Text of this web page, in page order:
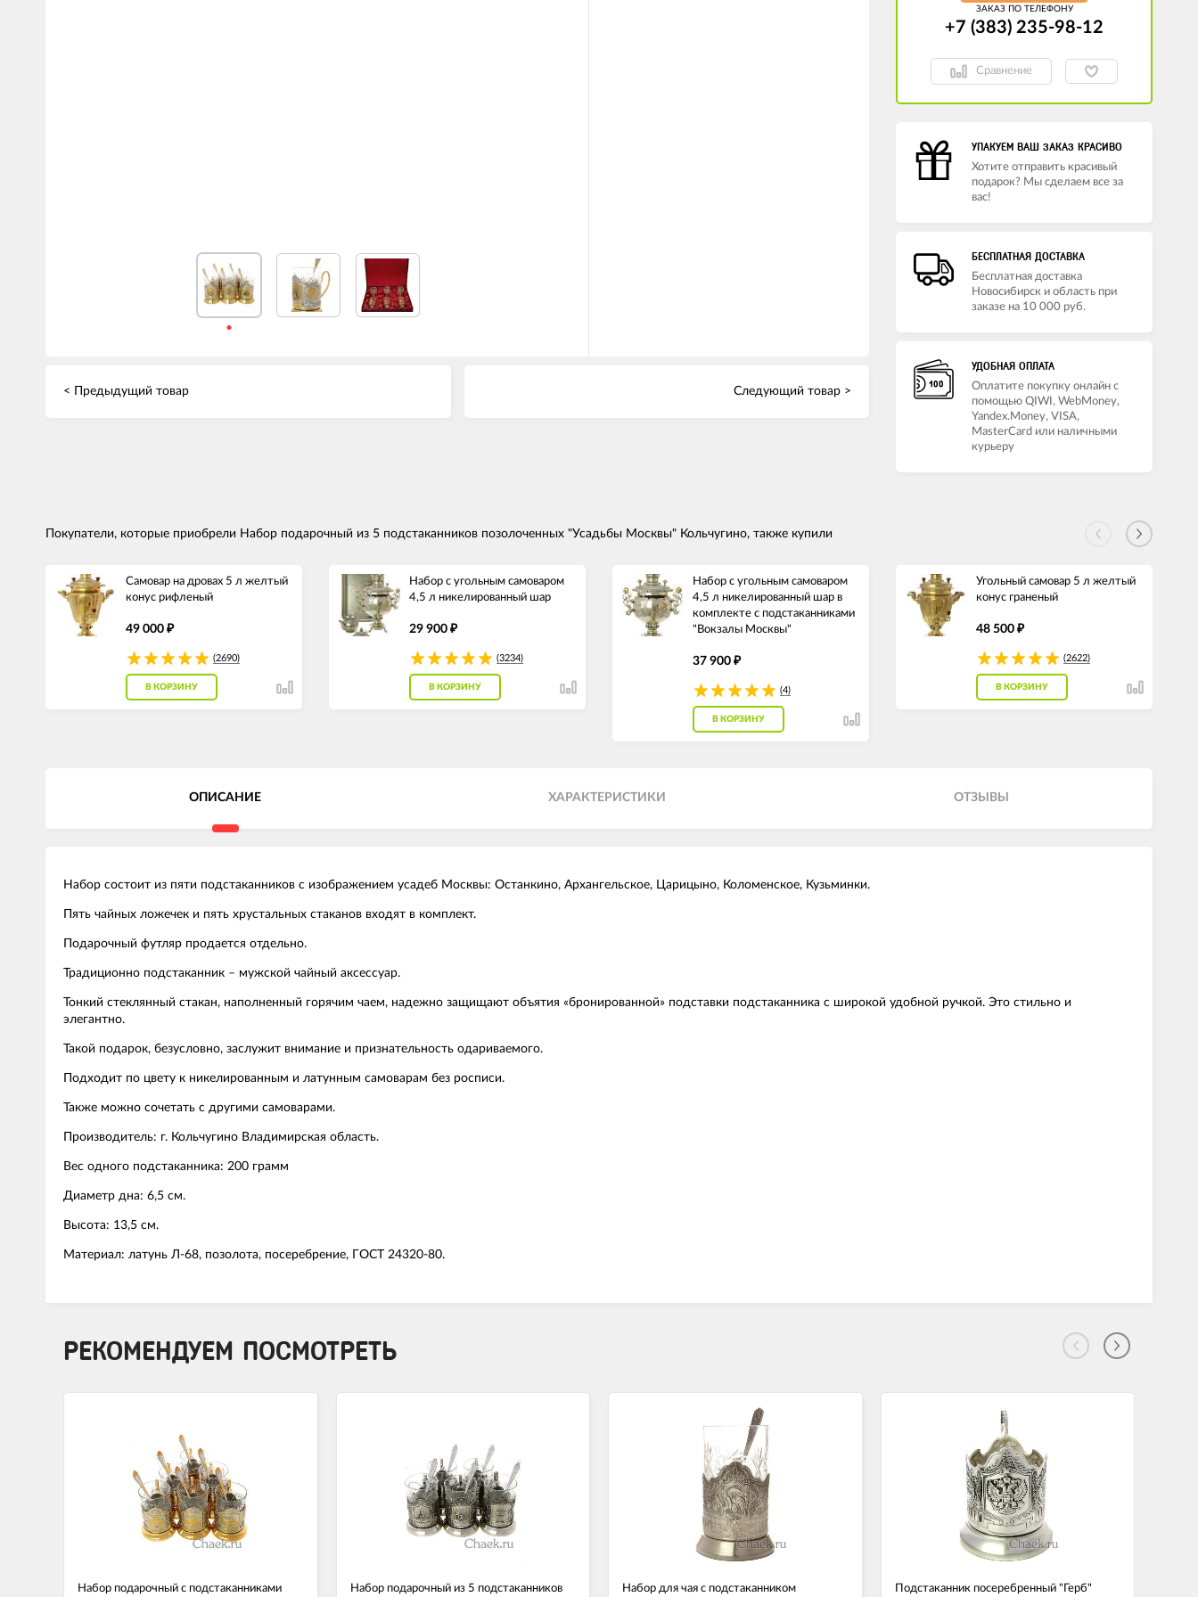
< Предыдущий товар Следующий товар >
ЗАКАЗ ПО ТЕЛЕФОНУ
+7 (383) 235-98-12
Сравнение
УПАКУЕМ ВАШ ЗАКАЗ КРАСИВО
Хотите отправить красивый
подарок? Мы сделаем все за
вас!
БЕСПЛАТНАЯ ДОСТАВКА
Бесплатная доставка
Новосибирск и область при
заказе на 10 000 руб.
УДОБНАЯ ОПЛАТА
Оплатите покупку онлайн с
помощью QIWI, WebMoney,
Yandex.Money, VISA,
MasterCard или наличными
курьеру
Покупатели, которые приобрели Набор подарочный из 5 подстаканников позолоченных "Усадьбы Москвы" Кольчугино, также купили
Самовар на дровах 5 л желтый
конус рифленый
49 000 ₽
(2690)
В КОРЗИНУ
Набор с угольным самоваром
4,5 л никелированный шар
29 900 ₽
(3234)
В КОРЗИНУ
Набор с угольным самоваром
4,5 л никелированный шар в
комплекте с подстаканниками
"Вокзалы Москвы"
37 900 ₽
(4)
В КОРЗИНУ
Угольный самовар 5 л желтый
конус граненый
48 500 ₽
(2622)
В КОРЗИНУ
ОПИСАНИЕ ХАРАКТЕРИСТИКИ ОТЗЫВЫ
Набор состоит из пяти подстаканников с изображением усадеб Москвы: Останкино, Архангельское, Царицыно, Коломенское, Кузьминки.
Пять чайных ложечек и пять хрустальных стаканов входят в комплект.
Подарочный футляр продается отдельно.
Традиционно подстаканник – мужской чайный аксессуар.
Тонкий стеклянный стакан, наполненный горячим чаем, надежно защищают объятия «бронированной» подставки подстаканника с широкой удобной ручкой. Это стильно и
элегантно.
Такой подарок, безусловно, заслужит внимание и признательность одариваемого.
Подходит по цвету к никелированным и латунным самоварам без росписи.
Также можно сочетать с другими самоварами.
Производитель: г. Кольчугино Владимирская область.
Вес одного подстаканника: 200 грамм
Диаметр дна: 6,5 см.
Высота: 13,5 см.
Материал: латунь Л-68, позолота, посеребрение, ГОСТ 24320-80.
РЕКОМЕНДУЕМ ПОСМОТРЕТЬ
Набор подарочный с подстаканниками Набор подарочный из 5 подстаканников Набор для чая с подстаканником Подстаканник посеребренный "Герб"